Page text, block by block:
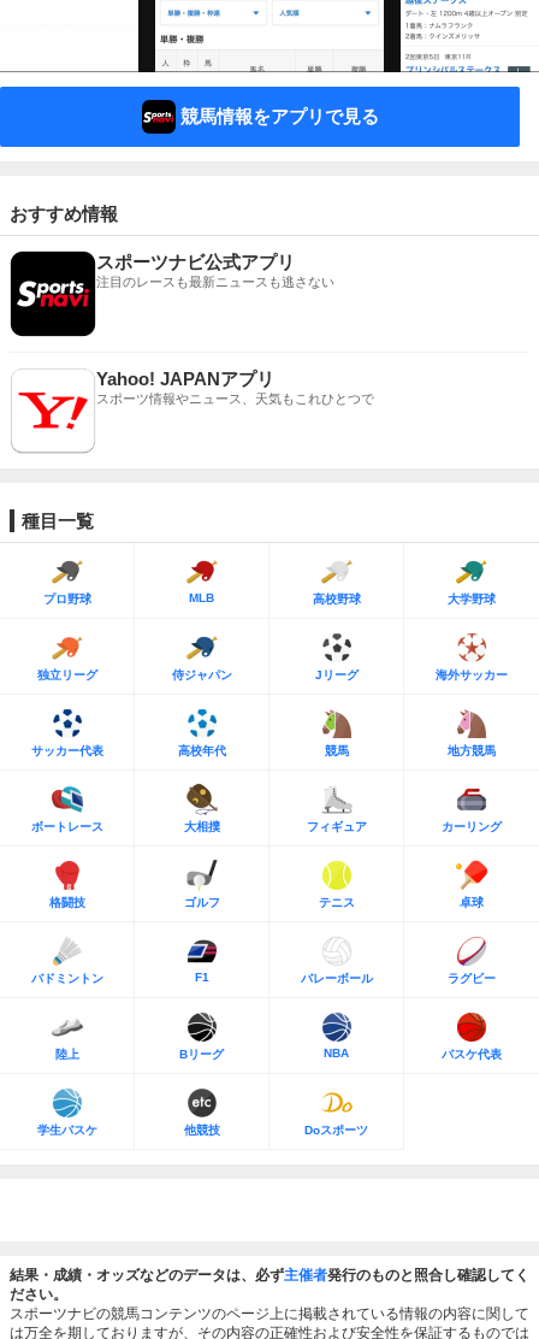
競馬情報をアプリで見る
おすすめ情報
スポーツナビ公式アプリ
注目のレースも最新ニュースも逃さない
Yahoo! JAPANアプリ
スポーツ情報やニュース、天気もこれひとつで
種目一覧
プロ野球 MLB 高校野球 大学野球
独立リーグ 侍ジャパン Jリーグ 海外サッカー
サッカー代表 高校年代 競馬 地方競馬
ボートレース 大相撲 フィギュア カーリング
格闘技 ゴルフ テニス 卓球
バドミントン F1 バレーボール ラグビー
陸上 Bリーグ NBA バスケ代表
学生バスケ 他競技 Doスポーツ
結果・成績・オッズなどのデータは、必ず主催者発行のものと照合し確認してく
ださい。
スポーツナビの競馬コンテンツのページ上に掲載されている情報の内容に関して
は万全を期しておりますが、その内容の正確性および安全性を保証するものでは